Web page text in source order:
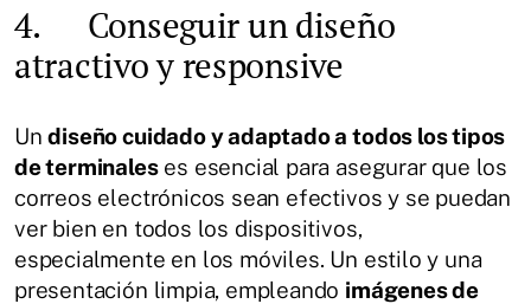
4. Conseguir un diseño
atractivo y responsive
Undiseño cuidado y adaptado a todos los tipos
de terminaleses esencial para asegurar que los
correos electrónicos sean efectivos y se puedan
ver bien en todos los dispositivos,
especialmente en los móviles. Un estilo y una
presentación limpia, empleando imágenes de